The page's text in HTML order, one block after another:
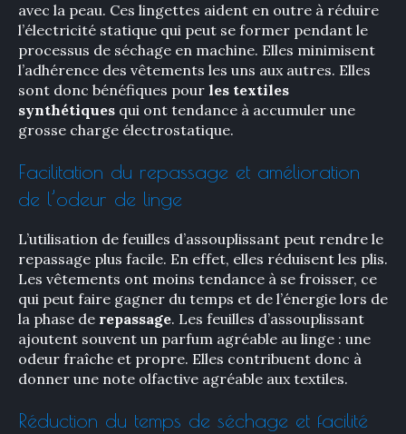
avec la peau. Ces lingettes aident en outre à réduire
l’électricité statique qui peut se former pendant le
processus de séchage en machine. Elles minimisent
l’adhérence des vêtements les uns aux autres. Elles
sont donc bénéfiques pour les textiles
synthétiques qui ont tendance à accumuler une
grosse charge électrostatique.
Facilitation du repassage et amélioration
de l’odeur de linge
L’utilisation de feuilles d’assouplissant peut rendre le
repassage plus facile. En effet, elles réduisent les plis.
Les vêtements ont moins tendance à se froisser, ce
qui peut faire gagner du temps et de l’énergie lors de
la phase de repassage. Les feuilles d’assouplissant
ajoutent souvent un parfum agréable au linge : une
odeur fraîche et propre. Elles contribuent donc à
donner une note olfactive agréable aux textiles.
Réduction du temps de séchage et facilité
Rechercher
: